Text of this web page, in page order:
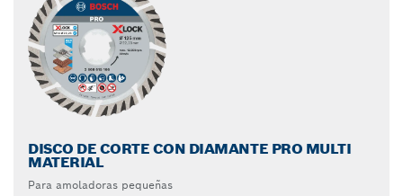
DISCO DE CORTE CON DIAMANTE PRO MULTI
MATERIAL
Para amoladoras pequeñas